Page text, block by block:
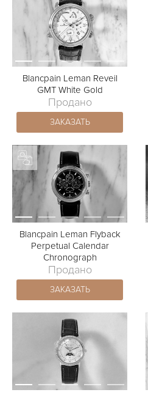
Blancpain Leman Reveil
GMT White Gold
Продано
ЗАКАЗАТЬ
Blancpain Leman Flyback
Perpetual Calendar
Chronograph
Продано
ЗАКАЗАТЬ